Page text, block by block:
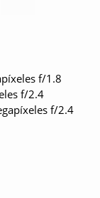
f/1.8
f/2.4
f/2.4